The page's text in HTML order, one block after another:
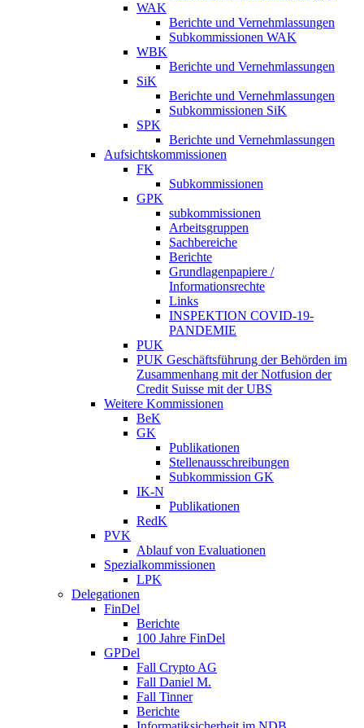
WAK
Berichte und Vernehmlassungen
Subkommissionen WAK
WBK
Berichte und Vernehmlassungen
SiK
Berichte und Vernehmlassungen
Subkommissionen SiK
SPK
Berichte und Vernehmlassungen
Aufsichtskommissionen
FK
Subkommissionen
GPK
subkommissionen
Arbeitsgruppen
Sachbereiche
Berichte
Grundlagenpapiere /
Informationsrechte
Links
INSPEKTION COVID-19-
PANDEMIE
PUK
PUK Geschäftsführung der Behörden im
Zusammenhang mit der Notfusion der
Credit Suisse mit der UBS
Weitere Kommissionen
BeK
GK
Publikationen
Stellenausschreibungen
Subkommission GK
IK-N
Publikationen
RedK
PVK
Ablauf von Evaluationen
Spezialkommissionen
LPK
Delegationen
FinDel
Berichte
100 Jahre FinDel
GPDel
Fall Crypto AG
Fall Daniel M.
Fall Tinner
Berichte